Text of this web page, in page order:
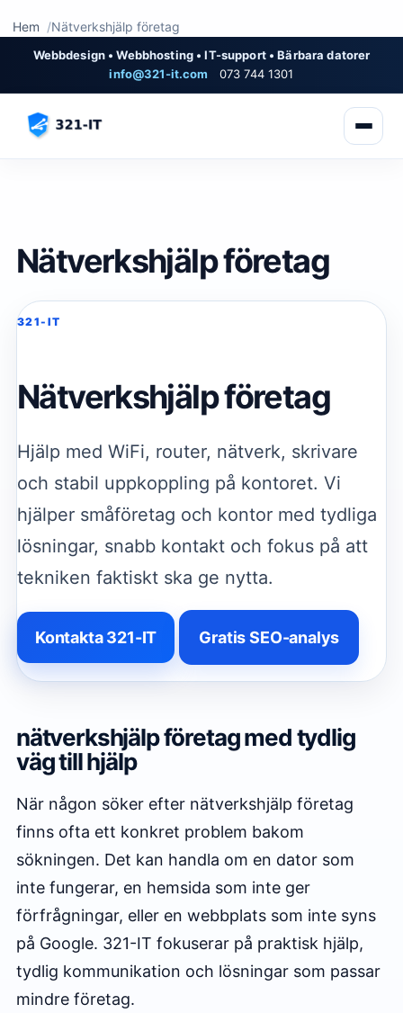
Hem Nätverkshjälp företag
Webbdesign • Webbhosting • IT-support • Bärbara datorer
info@321-it.com 073 744 1301
Nätverkshjälp företag
321-IT
Nätverkshjälp företag
Hjälp med WiFi, router, nätverk, skrivare
och stabil uppkoppling på kontoret. Vi
hjälper småföretag och kontor med tydliga
lösningar, snabb kontakt och fokus på att
tekniken faktiskt ska ge nytta.
Kontakta 321-IT Gratis SEO-analys
nätverkshjälp företag med tydlig
väg till hjälp
När någon söker efter nätverkshjälp företag
finns ofta ett konkret problem bakom
sökningen. Det kan handla om en dator som
inte fungerar, en hemsida som inte ger
förfrågningar, eller en webbplats som inte syns
på Google. 321-IT fokuserar på praktisk hjälp,
tydlig kommunikation och lösningar som passar
mindre företag.